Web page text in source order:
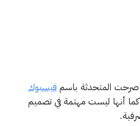
فيسبوك
كما أنها ليست مهتمة في تصميم